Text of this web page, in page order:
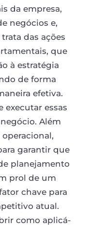
da empresa,
negócios e,
das ações
que
à estratégia
de forma
efetiva.
executar essas
Além
garantir que
planejamento
prol de um
chave para
atual.
como aplicá-